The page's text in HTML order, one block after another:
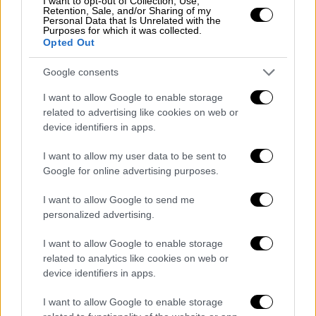
Retention, Sale, and/or Sharing of my
Personal Data that Is Unrelated with the
Purposes for which it was collected.
Opted Out
Google consents
I want to allow Google to enable storage
related to advertising like cookies on web or
device identifiers in apps.
I want to allow my user data to be sent to
Google for online advertising purposes.
I want to allow Google to send me
personalized advertising.
I want to allow Google to enable storage
related to analytics like cookies on web or
device identifiers in apps.
I want to allow Google to enable storage
καταθέσεις της πρώτηςκαταγγέλλουσας
εισαγγελική λειτουργός σημείωσε ότι το
δεύτερο περιστατικό βιασμού της
υπενθυμίστηκε από φίλο της και αναφέρθηκε
στο στάδιο της ανάκρισης.
«Σε ερωτήσεις προς την καταγγέλλουσα για
καταθέσεις της, εκείνη υποστήριξε: «Ήταν
όλα σε ένα σκοτεινό δωμάτιο. Όταν μου τα
θύμισε ο Παναγιώτης (φίλος της), ήταν σαν
να άνοιξε αυτή την πόρτα». Η καταγγέλλουσα
σε τρία διαφορετικά όργανα κατέθεσα
διαφορετική αποτύπωση των γεγονότων.
Αλλά στο ΣΕΗ, αλλά στον εισαγγελέα, αλλά
εισαγγελέα όσα είπε στον ανακριτή. Η